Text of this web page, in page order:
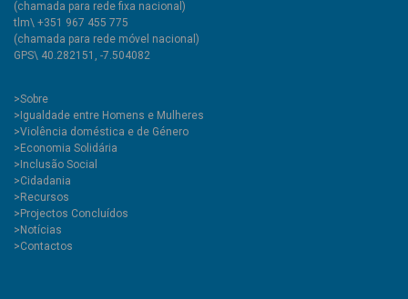
(chamada para rede fixa nacional)
tlm\ +351 967 455 775
(chamada para rede móvel nacional)
GPS\ 40.282151, -7.504082
>Sobre
>Igualdade entre Homens e Mulheres
>Violência doméstica e de Género
>Economia Solidária
>Inclusão Social
>Cidadania
>Recursos
>Projectos Concluídos
>Notícias
>Contactos